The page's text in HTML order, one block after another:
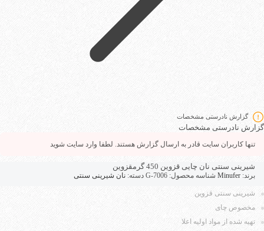
گزارش نادرستی مشخصات
گزارش نادرستی مشخصات
تنها کاربران سایت قادر به ارسال گزارش هستند. لطفا وارد سایت شوید
شیرینی سنتی نان چایی قزوین 450 گرم قزوین
برند: Minufer شناسه محصول: G-7006 دسته: نان شیرینی سنتی
شیرینی سنتی قزوین
مخصوص چای
تهیه شده از مواد اولیه اعلا